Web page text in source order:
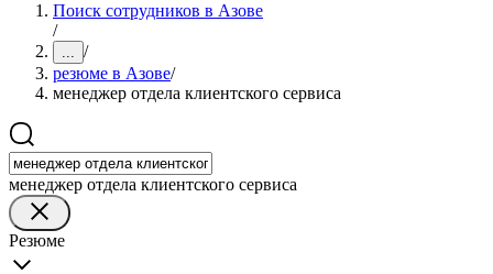
Поиск сотрудников в Азове
/
... /
резюме в Азове/
менеджер отдела клиентского сервиса
менеджер отдела клиентского сервиса
Резюме